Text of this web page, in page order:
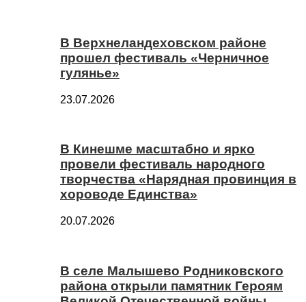
В Верхнеландеховском районе
прошел фестиваль «Черничное
гулянье»
23.07.2026
В Кинешме масштабно и ярко
провели фестиваль народного
творчества «Нарядная провинция в
хороводе Единства»
20.07.2026
В селе Малышево Родниковского
района открыли памятник Героям